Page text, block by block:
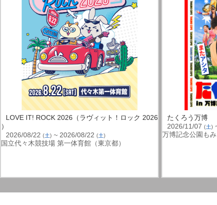
LOVE IT! ROCK 2026（ラヴィット！ロック 2026
）
2026/08/22 (土) ~ 2026/08/22 (土)
国立代々木競技場 第一体育館（東京都）
たくろう万博
2026/11/07 (土)
万博記念公園も